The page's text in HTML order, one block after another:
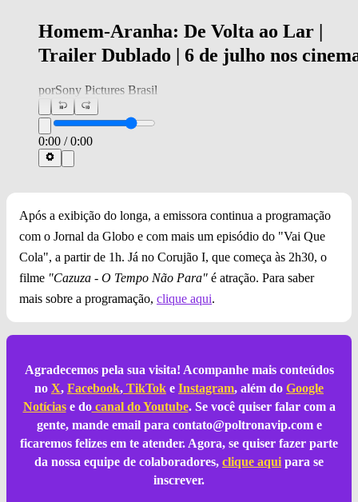
Homem-Aranha: De Volta ao Lar |
Trailer Dublado | 6 de julho nos
porSony Pictures Brasil
0:00 /0:00
Após a exibição do longa, a emissora continua a programação
com o Jornal da Globo e com mais um episódio do "Vai Que
Cola", a partir de 1h. Já no Corujão I, que começa às 2h30, o
filme "Cazuza - O Tempo Não Para" é atração. Para saber
mais sobre a programação, clique aqui.
Agradecemos pela sua visita! Acompanhe mais conteúdos
no X, Facebook, TikTok e Instagram, além do Google
Notíciase docanal do Youtube. Se você quiser falar com a
gente, mande email para contato@poltronavip.come
ficaremos felizes em te atender. Agora, se quiser fazer parte
da nossa equipe de colaboradores, clique aqui para se
inscrever.